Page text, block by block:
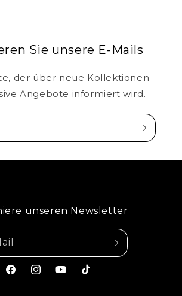
Sie unsere E-Mails
der über neue Kollektionen
Angebote informiert wird.
unseren Newsletter
FacebookInstagramYouTubeTikTok